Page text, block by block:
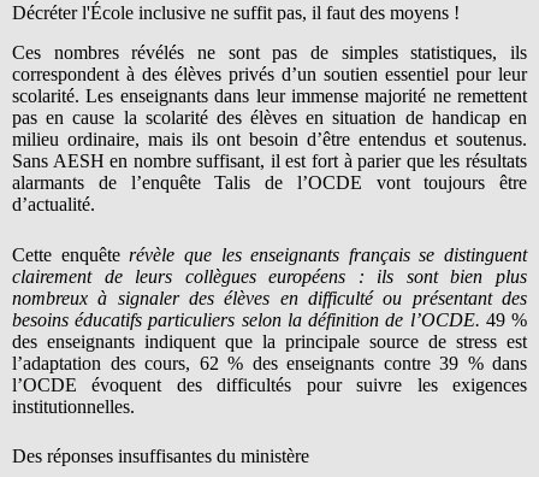
Décréter l'École inclusive ne suffit pas, il faut des moyens !
Ces nombres révélés ne sont pas de simples statistiques, ils
correspondent à des élèves privés d’un soutien essentiel pour leur
scolarité. Les enseignants dans leur immense majorité ne remettent
pas en cause la scolarité des élèves en situation de handicap en
milieu ordinaire, mais ils ont besoin d’être entendus et soutenus.
Sans AESH en nombre suffisant, il est fort à parier que les résultats
alarmants de l’enquête Talis de l’OCDE vont toujours être
d’actualité.
Cette enquêterévèle que les enseignants français se distinguent
clairement de leurs collègues européens : ils sont bien plus
nombreux à signaler des élèves en difficulté ou présentant des
besoins éducatifs particuliers selon la définition de l’OCDE. 49 %
des enseignants indiquent que la principale source de stress est
l’adaptation des cours, 62 % des enseignants contre 39 % dans
l’OCDE évoquent des difficultés pour suivre les exigences
institutionnelles.
Des réponses insuffisantes du ministère